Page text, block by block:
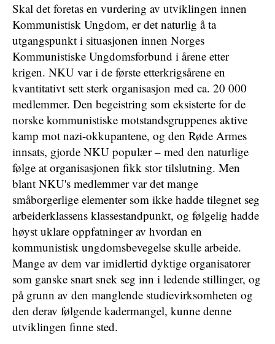
Skal det foretas en vurdering av utviklingen innen
Kommunistisk Ungdom, er det naturlig å ta
utgangspunkt i situasjonen innen Norges
Kommunistiske Ungdomsforbund i årene etter
krigen. NKU var i de første etterkrigsårene en
kvantitativt sett sterk organisasjon med ca. 20 000
medlemmer. Den begeistring som eksisterte for de
norske kommunistiske motstandsgruppenes aktive
kamp mot nazi-okkupantene, og den Røde Armes
innsats, gjorde NKU populær – med den naturlige
følge at organisasjonen fikk stor tilslutning. Men
blant NKU's medlemmer var det mange
småborgerlige elementer som ikke hadde tilegnet seg
arbeiderklassens klassestandpunkt, og følgelig hadde
høyst uklare oppfatninger av hvordan en
kommunistisk ungdomsbevegelse skulle arbeide.
Mange av dem var imidlertid dyktige organisatorer
som ganske snart snek seg inn i ledende stillinger, og
på grunn av den manglende studievirksomheten og
den derav følgende kadermangel, kunne denne
utviklingen finne sted.